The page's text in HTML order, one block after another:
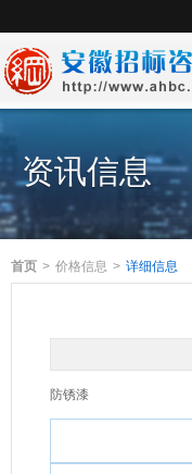
资讯信息
首页 > 价格信息 > 详细信息
防锈漆